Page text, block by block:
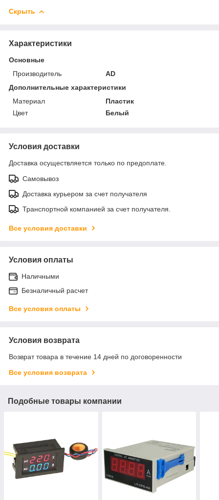
Скрыть
Характеристики
Основные
Производитель
AD
Дополнительные характеристики
Материал
Пластик
Цвет
Белый
Условия доставки
Доставка осуществляется только по предоплате.
Самовывоз
Доставка курьером за счет получателя
Транспортной компанией за счет получателя.
Все условия доставки
Условия оплаты
Наличными
Безналичный расчет
Все условия оплаты
Условия возврата
Возврат товара в течение 14 дней по договоренности
Все условия возврата
Подобные товары компании